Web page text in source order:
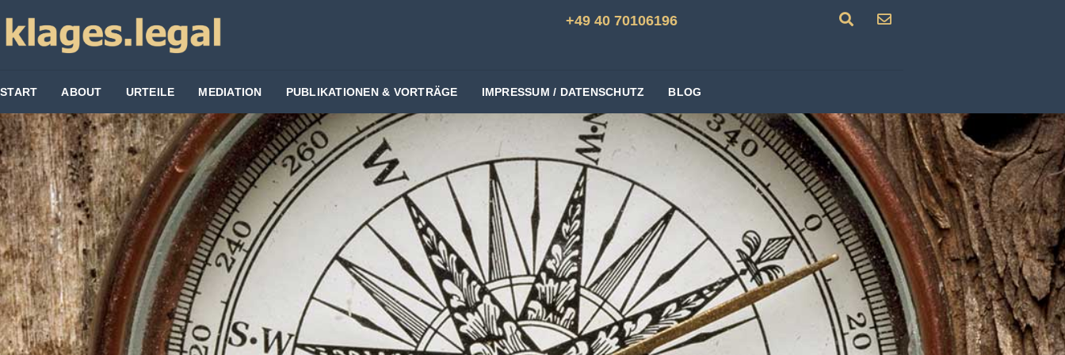
+49 40 70106196
START ABOUT URTEILE MEDIATION PUBLIKATIONEN & VORTRÄGE IMPRESSUM / DATENSCHUTZ BLOG